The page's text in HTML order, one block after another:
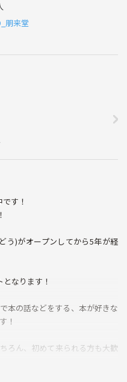
朋来堂
す！
う)がオープンしてから5年が経
なります！
本の話などをする、本が好きな
！
ろん、初めて来られる方も大歓